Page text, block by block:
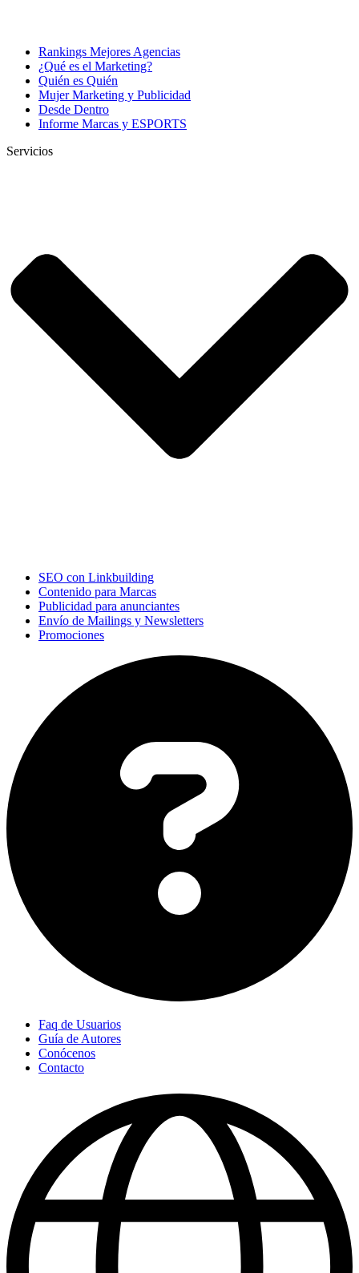
Rankings Mejores Agencias
¿Qué es el Marketing?
Quién es Quién
Mujer Marketing y Publicidad
Desde Dentro
Informe Marcas y ESPORTS
Servicios
SEO con Linkbuilding
Contenido para Marcas
Publicidad para anunciantes
Envío de Mailings y Newsletters
Promociones
Faq de Usuarios
Guía de Autores
Conócenos
Contacto